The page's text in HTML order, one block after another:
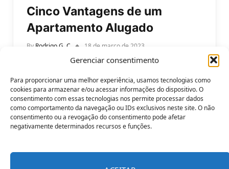
Gerenciar consentimento
Para proporcionar uma melhor experiência, usamos tecnologias como
cookies para armazenar e/ou acessar informações do dispositivo. O
consentimento com essas tecnologias nos permite processar dados
como comportamento da navegação ou IDs exclusivos neste site. O não
consentimento ou a revogação do consentimento pode afetar
negativamente determinados recursos e funções.
Cinco Vantagens de um
Apartamento Alugado
By Rodrigo G. C 18 de março de 2023
Veja essas cinco vantagens de um apartamento
alugado e não erre na escolha. Quando se trata de
escolher um imóvel…